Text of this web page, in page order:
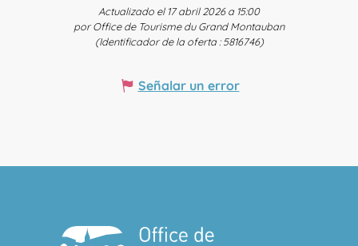
Actualizado el 17 abril 2026 a 15:00
por Office de Tourisme du Grand Montauban
(Identificador de la oferta :5816746)
Señalar un error